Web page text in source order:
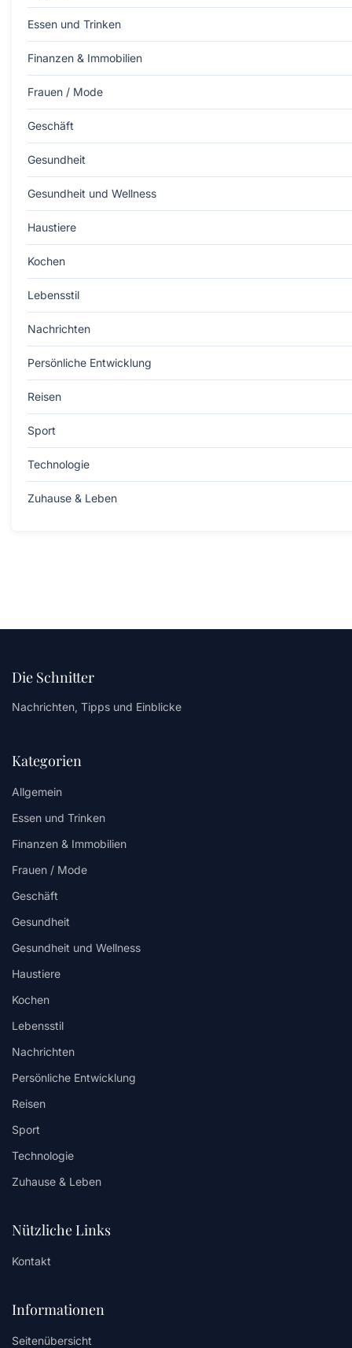
Essen und Trinken
Finanzen & Immobilien
Frauen / Mode
Geschäft
Gesundheit
Gesundheit und Wellness
Haustiere
Kochen
Lebensstil
Nachrichten
Persönliche Entwicklung
Reisen
Sport
Technologie
Zuhause & Leben
Die Schnitter
Nachrichten, Tipps und Einblicke
Kategorien
Allgemein
Essen und Trinken
Finanzen & Immobilien
Frauen / Mode
Geschäft
Gesundheit
Gesundheit und Wellness
Haustiere
Kochen
Lebensstil
Nachrichten
Persönliche Entwicklung
Reisen
Sport
Technologie
Zuhause & Leben
Nützliche Links
Kontakt
Informationen
Seitenübersicht